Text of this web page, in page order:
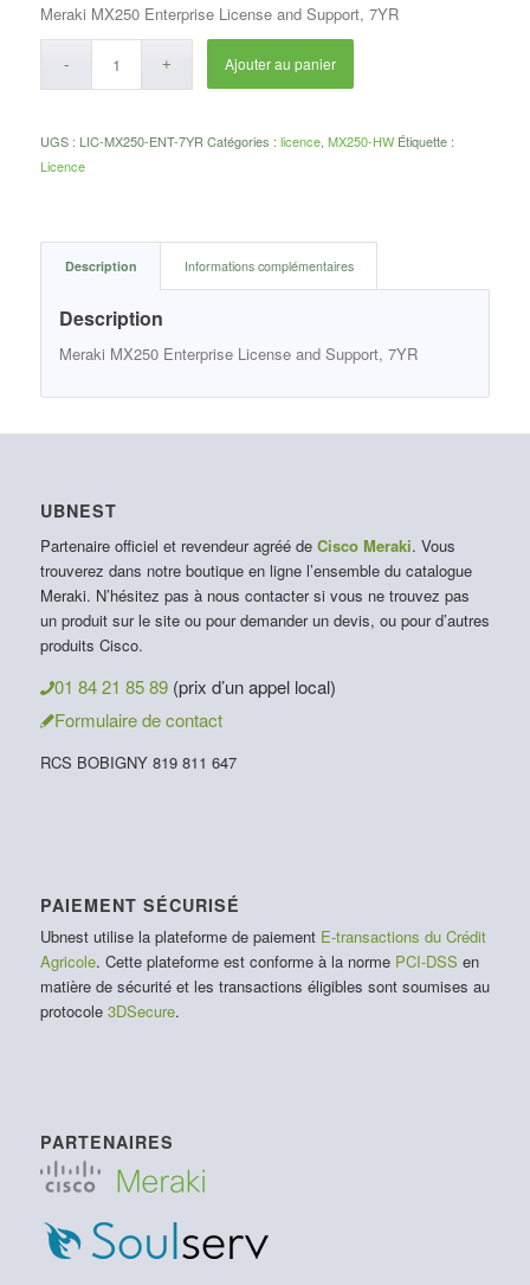
Meraki MX250 Enterprise License and Support, 7YR
Ajouter au panier
UGS : LIC-MX250-ENT-7YR Catégories : licence, MX250-HW Étiquette :
Licence
Description Informations complémentaires
Description
Meraki MX250 Enterprise License and Support, 7YR
UBNEST
Partenaire officiel et revendeur agréé de Cisco Meraki. Vous
trouverez dans notre boutique en ligne l’ensemble du catalogue
Meraki. N’hésitez pas à nous contacter si vous ne trouvez pas
un produit sur le site ou pour demander un devis, ou pour d’autres
produits Cisco.
01 84 21 85 89 (prix d’un appel local)
Formulaire de contact
RCS BOBIGNY 819 811 647
PAIEMENT SÉCURISÉ
Ubnest utilise la plateforme de paiement E-transactions du Crédit
Agricole. Cette plateforme est conforme à la norme PCI-DSS en
matière de sécurité et les transactions éligibles sont soumises au
protocole 3DSecure.
PARTENAIRES